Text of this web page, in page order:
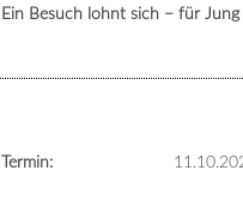
Ein Besuch lohnt sich – für
Termin: